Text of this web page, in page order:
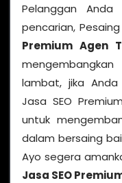
Pelanggan
pencarian,
Premium Agen
lambat, jika
Jasa SEO
untuk
dalam bersaing
Ayo segera
Jasa SEO